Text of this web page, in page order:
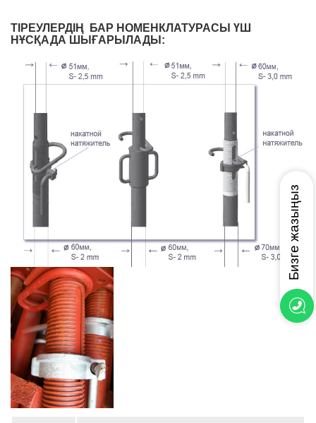
ТІРЕУЛЕРДІҢ БАР НОМЕНКЛАТУРАСЫ ҮШ
НҰСҚАДА ШЫҒАРЫЛАДЫ: